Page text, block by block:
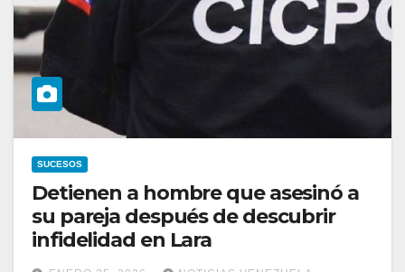
SUCESOS
Detienen a hombre que asesinó a
su pareja después de descubrir
infidelidad en Lara